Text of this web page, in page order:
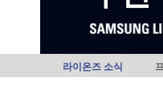
라이온즈 소식